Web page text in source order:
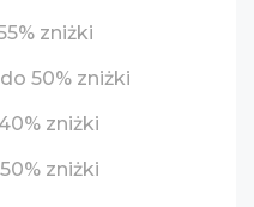
zniżki
50% zniżki
zniżki
zniżki